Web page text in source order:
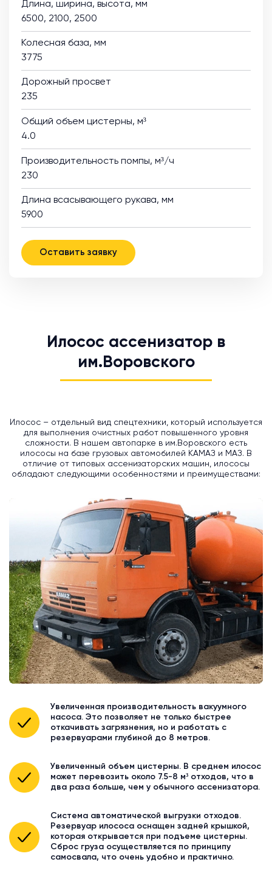
Длина, ширина, высота, мм
6500, 2100, 2500
Колесная база, мм
3775
Дорожный просвет
235
Общий объем цистерны, м³
4.0
Производительность помпы, м³/ч
230
Длина всасывающего рукава, мм
5900
Оставить заявку
Илосос ассенизатор в
им.Воровского
Илосос – отдельный вид спецтехники, который используется
для выполнения очистных работ повышенного уровня
сложности. В нашем автопарке в им.Воровского есть
илососы на базе грузовых автомобилей КАМАЗ и МАЗ. В
отличие от типовых ассенизаторских машин, илососы
обладают следующими особенностями и преимуществами:
Увеличенная производительность вакуумного
насоса. Это позволяет не только быстрее
откачивать загрязнения, но и работать с
резервуарами глубиной до 8 метров.
Увеличенный объем цистерны. В среднем илосос
может перевозить около 7.5-8 м³ отходов, что в
два раза больше, чем у обычного ассенизатора.
Система автоматической выгрузки отходов.
Резервуар илососа оснащен задней крышкой,
которая открывается при подъеме цистерны.
Сброс груза осуществляется по принципу
самосвала, что очень удобно и практично.